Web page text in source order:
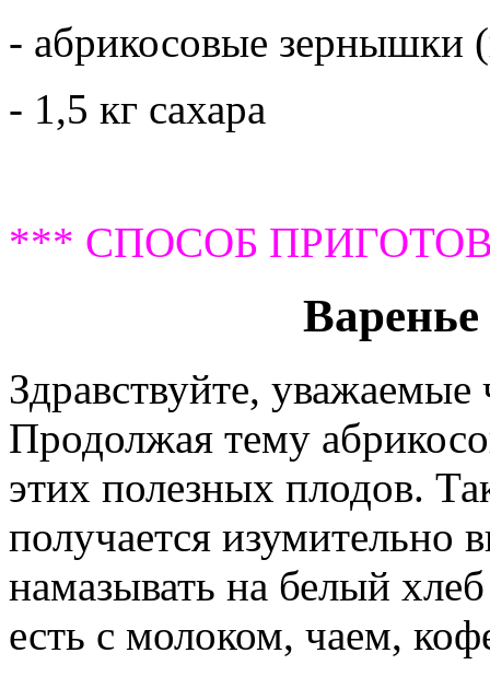
- абрикосовые зернышки
- 1,5 кг сахара
*** СПОСОБ
Варенье
Здравствуйте, уважаемые
Продолжая тему
этих полезных плодов.
получается изумительно
намазывать на белый
есть с молоком, чаем,